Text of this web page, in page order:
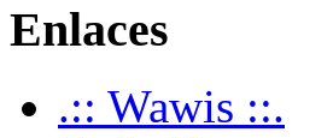
Enlaces
.:: Wawis ::.